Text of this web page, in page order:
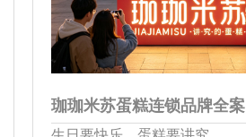
珈珈米苏蛋糕连锁品牌全案